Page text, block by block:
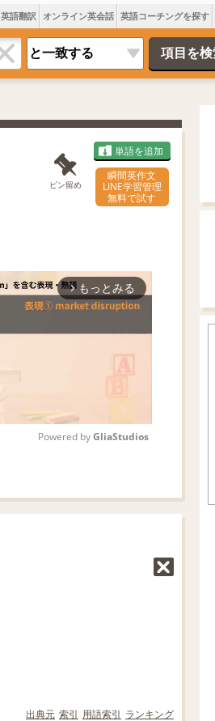
英語翻訳 オンライン英会話 英語コーチングを探す
ピン留め
単語を追加
瞬間英作文
LINE学習管理
無料で試す
arrow_forward_ios もっとみる
Powered by GliaStudios
出典元 索引 用語索引 ランキング